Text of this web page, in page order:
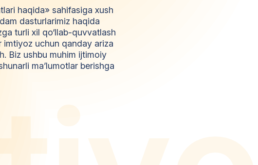
haqida» sahifasiga xush
dasturlarimiz haqida
turli xil qo‘llab-quvvatlash
uchun qanday ariza
Biz ushbu muhim ijtimoiy
ma’lumotlar berishga